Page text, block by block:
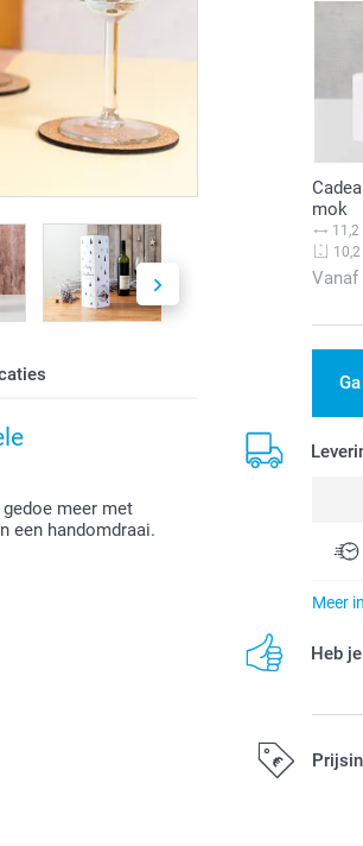
meer met
een handomdraai.
mok
11,2
Vanaf
Meer
Heb